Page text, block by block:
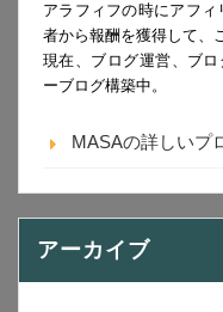
アラフィフの時にアフ
者から報酬を獲得して、
現在、ブログ運営、ブ
ーブログ構築中。
MASAの詳しいプ
アーカイブ